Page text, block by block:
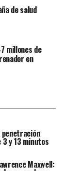
de salud
millones de
en
penetración
y 13 minutos
Maxwell: